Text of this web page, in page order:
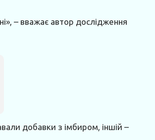
– вважає автор дослідження
добавки з імбиром, іншій –